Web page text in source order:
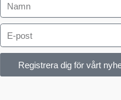
Registrera dig för vårt